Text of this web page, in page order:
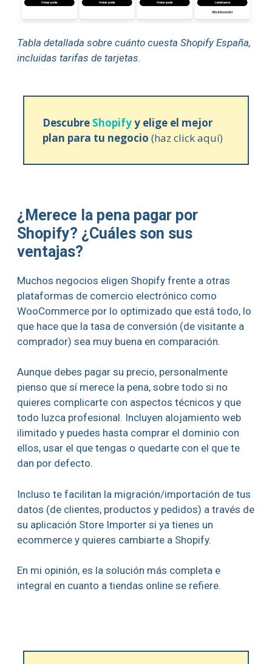
Tabla detallada sobre cuánto cuesta Shopify España,
incluidas tarifas de tarjetas.
Descubre Shopifyy elige el mejor
plan para tu negocio (haz click aquí)
¿Merece la pena pagar por
Shopify? ¿Cuáles son sus
ventajas?
Muchos negocios eligen Shopify frente a otras
plataformas de comercio electrónico como
WooCommerce por lo optimizado que está todo, lo
que hace que la tasa de conversión (de visitante a
comprador) sea muy buena en comparación.
Aunque debes pagar su precio, personalmente
pienso que sí merece la pena, sobre todo si no
quieres complicarte con aspectos técnicos y que
todo luzca profesional. Incluyen alojamiento web
ilimitado y puedes hasta comprar el dominio con
ellos, usar el que tengas o quedarte con el que te
dan por defecto.
Incluso te facilitan la migración/importación de tus
datos (de clientes, productos y pedidos) a través de
su aplicación Store Importer si ya tienes un
ecommerce y quieres cambiarte a Shopify.
En mi opinión, es la solución más completa e
integral en cuanto a tiendas online se refiere.